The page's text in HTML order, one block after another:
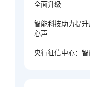
全面升级
智能科技助力提
心声
央行征信中心：